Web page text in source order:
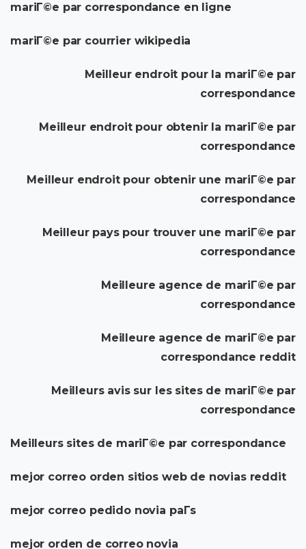
mariГ©e par correspondance en ligne
mariГ©e par courrier wikipedia
Meilleur endroit pour la mariГ©e par
correspondance
Meilleur endroit pour obtenir la mariГ©e par
correspondance
Meilleur endroit pour obtenir une mariГ©e par
correspondance
Meilleur pays pour trouver une mariГ©e par
correspondance
Meilleure agence de mariГ©e par
correspondance
Meilleure agence de mariГ©e par
correspondance reddit
Meilleurs avis sur les sites de mariГ©e par
correspondance
Meilleurs sites de mariГ©e par correspondance
mejor correo orden sitios web de novias reddit
mejor correo pedido novia paГ­s
mejor orden de correo novia